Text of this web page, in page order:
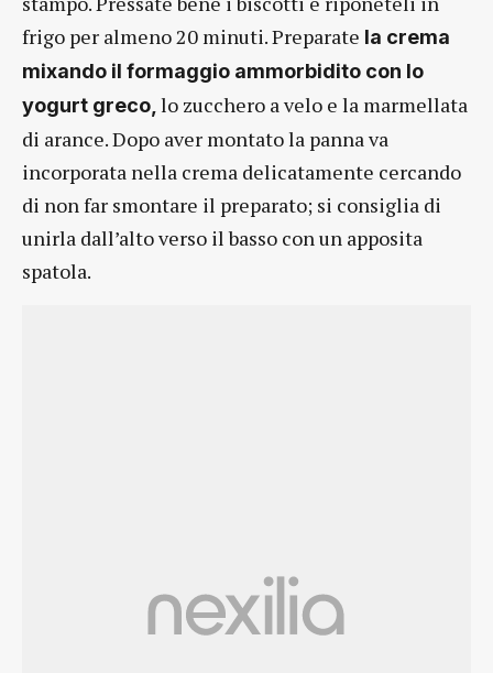
frigo per almeno 20 minuti. Preparate la crema
mixando il formaggio ammorbidito con lo
yogurt greco,lo zucchero a velo e la marmellata
di arance. Dopo aver montato la panna va
incorporata nella crema delicatamente cercando
di non far smontare il preparato; si consiglia di
unirla dall’alto verso il basso con un apposita
spatola.